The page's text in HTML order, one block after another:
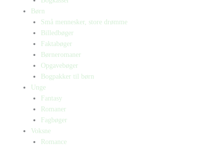
Børn
Små mennesker, store drømme
Billedbøger
Faktabøger
Børneromaner
Opgavebøger
Bogpakker til børn
Unge
Fantasy
Romaner
Fagbøger
Voksne
Romance